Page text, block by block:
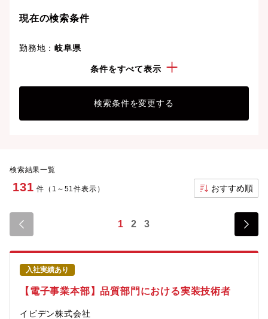
現在の検索条件
勤務地：岐阜県
完全週休2日制
条件をすべて表示
検索条件を変更する
検索結果一覧
131 件（1～51件表示） おすすめ順
1 2 3
入社実績あり
【電子事業本部】品質部門における実装技術者
イビデン株式会社